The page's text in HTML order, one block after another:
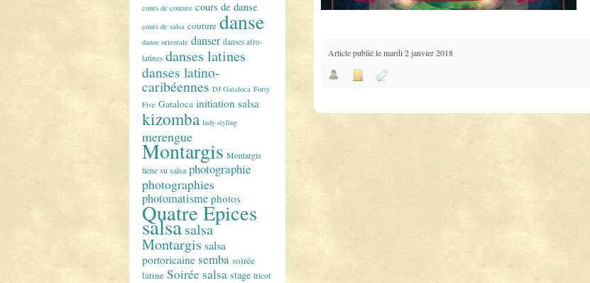
cours de couture cours de danse
cours de salsa couture danse
danse orientale danser danses afro-
latines danses latines
danses latino-
caribéennes DJ Gataloca Forty
Five Gataloca initiation salsa
kizomba lady styling
merengue
Montargis Montargis
tiene su salsa photographie
photographies
photomatisme photos
Quatre Epices
salsasalsa
Montargis salsa
portoricainesemba soirée
latine Soirée salsa stage tricot
Article publié le mardi 2 janvier 2018